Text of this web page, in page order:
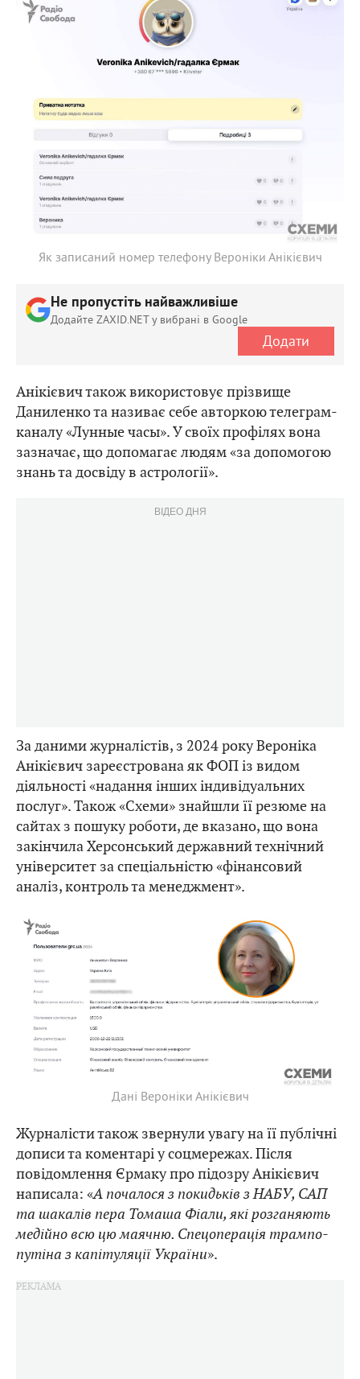
Як записаний номер телефону Вероніки Анікієвич
Не пропустіть найважливіше
Додайте ZAXID.NET у вибрані в Google
Додати
Анікієвич також використовує прізвище
Даниленко та називає себе авторкою телеграм-
каналу «Лунные часы». У своїх профілях вона
зазначає, що допомагає людям «за допомогою
знань та досвіду в астрології».
ВІДЕО ДНЯ
За даними журналістів, з 2024 року Вероніка
Анікієвич зареєстрована як ФОП із видом
діяльності «надання інших індивідуальних
послуг». Також «Схеми» знайшли її резюме на
сайтах з пошуку роботи, де вказано, що вона
закінчила Херсонський державний технічний
університет за спеціальністю «фінансовий
аналіз, контроль та менеджмент».
Дані Вероніки Анікієвич
Журналісти також звернули увагу на її публічні
дописи та коментарі у соцмережах. Після
повідомлення Єрмаку про підозру Анікієвич
написала: «А почалося з покидьків з НАБУ, САП
та шакалів пера Томаша Фіали, які розганяють
медійно всю цю маячню. Спецоперація трампо-
путіна з капітуляції України».